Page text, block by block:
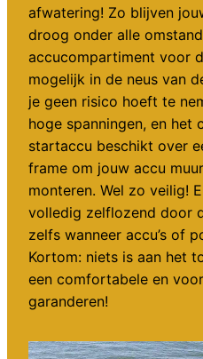
afwatering! Zo blijven
droog onder alle
accucompartiment voor
mogelijk in de neus van
je geen risico hoeft te
hoge spanningen, en
startaccu beschikt over
frame om jouw accu
monteren. Wel zo veilig!
volledig zelflozend door
zelfs wanneer accu’s of
Kortom: niets is aan het
een comfortabele en
garanderen!